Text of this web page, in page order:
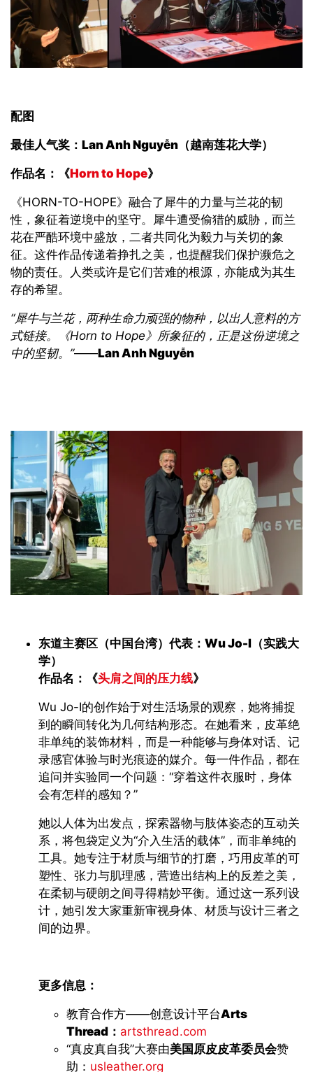
配图
最佳人气奖 ：Lan Anh Nguyễn（越南莲花大学）
作品名 ：《Horn to Hope》
《HORN-TO-HOPE》融合了犀牛的力量与兰花的韧
性，象征着逆境中的坚守。犀牛遭受偷猎的威胁，而兰
花在严酷环境中盛放，二者共同化为毅力与关切的象
征。这件作品传递着挣扎之美，也提醒我们保护濒危之
物的责任。人类或许是它们苦难的根源，亦能成为其生
存的希望。
“犀牛与兰花，两种生命力顽强的物种，以出人意料的方
式链接。《Horn to Hope》所象征的，正是这份逆境之
中的坚韧。”——Lan Anh Nguyễn
东道主赛区（中国台湾）代表： Wu Jo-I （实践大
学）
作品名：《头肩之间的压力线》
Wu Jo-I的创作始于对生活场景的观察，她将捕捉
到的瞬间转化为几何结构形态。在她看来，皮革绝
非单纯的装饰材料，而是一种能够与身体对话、记
录感官体验与时光痕迹的媒介。每一件作品，都在
追问并实验同一个问题： “穿着这件衣服时，身体
会有怎样的感知？ ”
她以人体为出发点，探索器物与肢体姿态的互动关
系，将包袋定义为“介入生活的载体” ，而非单纯的
工具。她专注于材质与细节的打磨，巧用皮革的可
塑性、张力与肌理感，营造出结构上的反差之美 ，
在柔韧与硬朗之间寻得精妙平衡。通过这一系列设
计，她引发大家重新审视身体、材质与设计三者之
间的边界。
更多信息：
教育合作方——创意设计平台Arts
Thread： artsthread.com
“真皮真自我”大赛由美国原皮皮革委员会赞
助 ： usleather.org